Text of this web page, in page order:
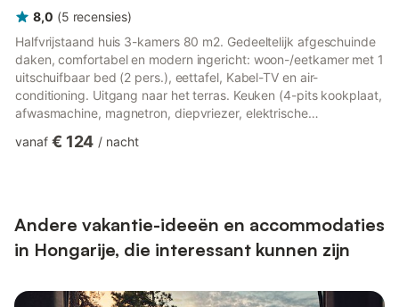
8,0 (5 recensies)
Halfvrijstaand huis 3-kamers 80 m2. Gedeeltelijk afgeschuinde
daken, comfortabel en modern ingericht: woon-/eetkamer met 1
uitschuifbaar bed (2 pers.), eettafel, Kabel-TV en air-
conditioning. Uitgang naar het terras. Keuken (4-pits kookplaat,
afwasmachine, magnetron, diepvriezer, elektrische
verwarmingsmogelijkheid. Bovenverdieping: 1 kamer met 1 2-
klein terras 8...
vanaf € 124 / nacht
Andere vakantie-ideeën en accommodaties
in Hongarije, die interessant kunnen zijn